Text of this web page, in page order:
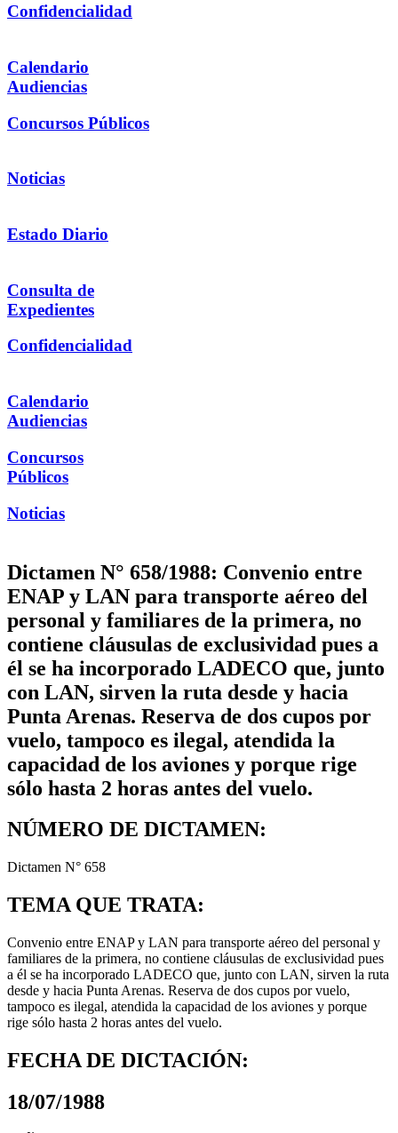
Confidencialidad
Calendario
Audiencias
Concursos Públicos
Noticias
Estado Diario
Consulta de
Expedientes
Confidencialidad
Calendario
Audiencias
Concursos
Públicos
Noticias
Dictamen N° 658/1988: Convenio entre
ENAP y LAN para transporte aéreo del
personal y familiares de la primera, no
contiene cláusulas de exclusividad pues a
él se ha incorporado LADECO que, junto
con LAN, sirven la ruta desde y hacia
Punta Arenas. Reserva de dos cupos por
vuelo, tampoco es ilegal, atendida la
capacidad de los aviones y porque rige
sólo hasta 2 horas antes del vuelo.
NÚMERO DE DICTAMEN:
Dictamen N° 658
TEMA QUE TRATA:
Convenio entre ENAP y LAN para transporte aéreo del personal y
familiares de la primera, no contiene cláusulas de exclusividad pues
a él se ha incorporado LADECO que, junto con LAN, sirven la ruta
desde y hacia Punta Arenas. Reserva de dos cupos por vuelo,
tampoco es ilegal, atendida la capacidad de los aviones y porque
rige sólo hasta 2 horas antes del vuelo.
FECHA DE DICTACIÓN:
18/07/1988